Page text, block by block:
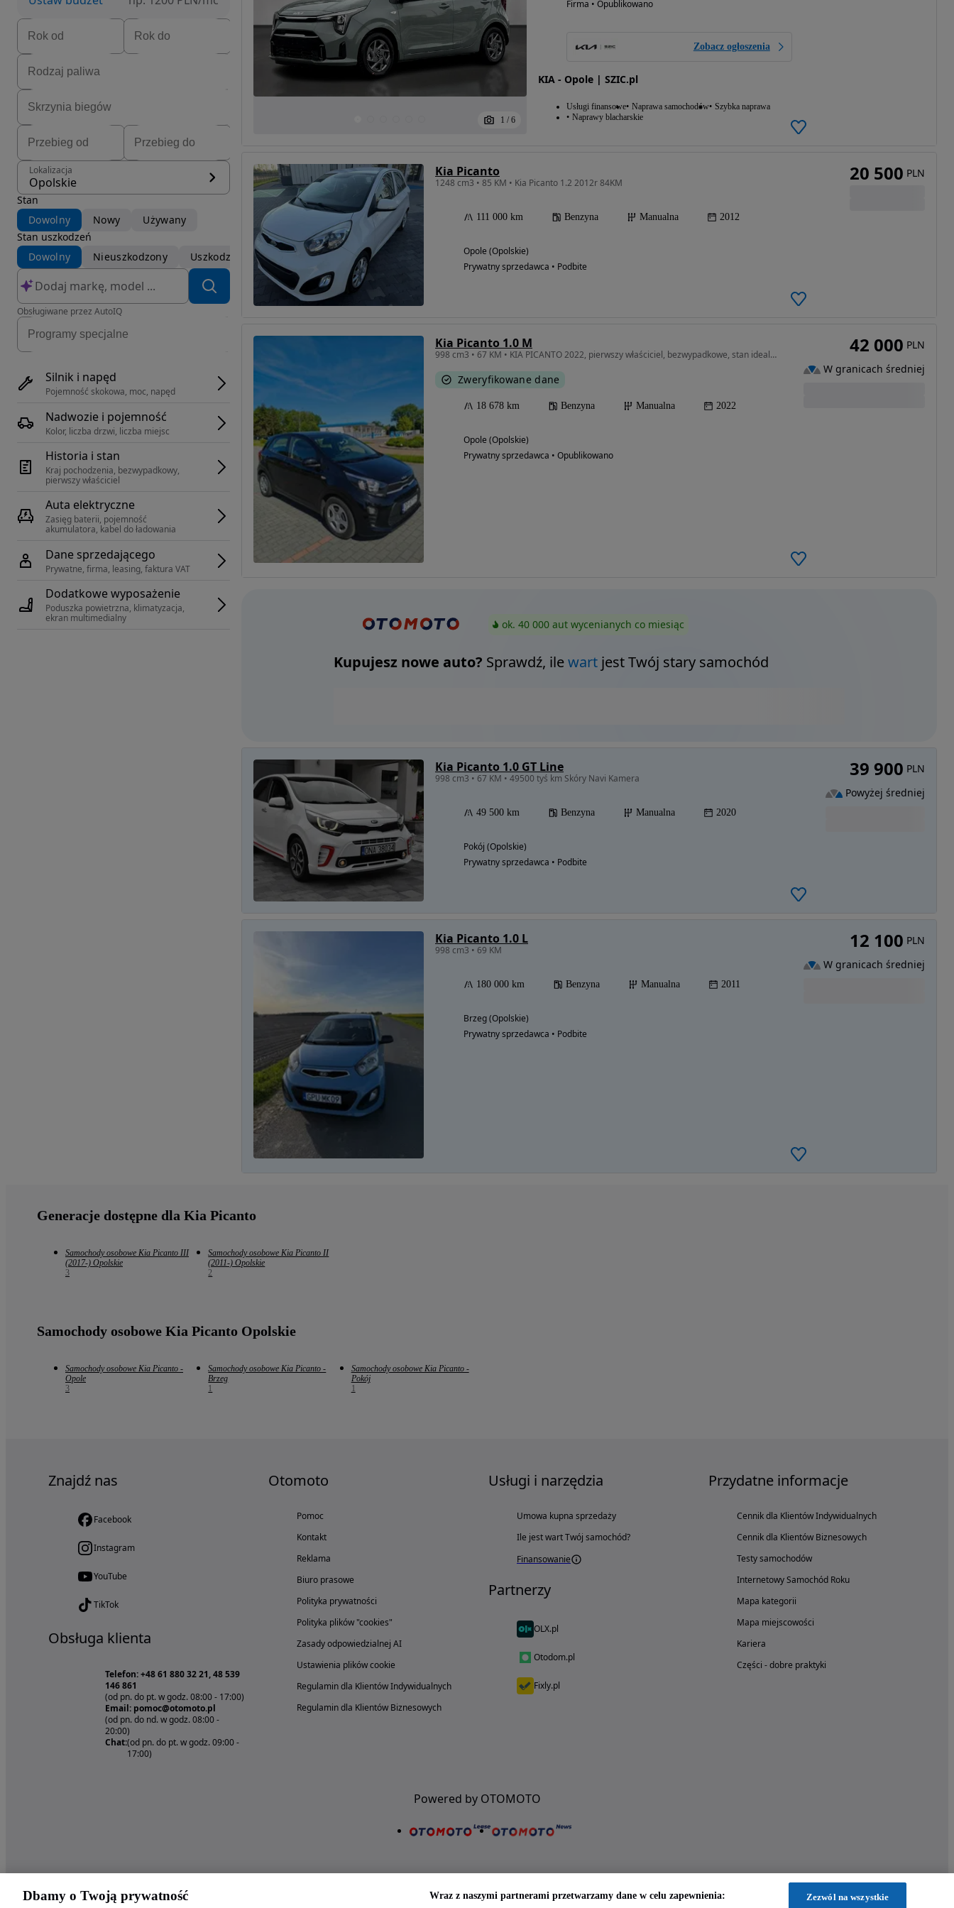
Lokalizacja
Opolskie
Stan
Dowolny
Nowy
Używany
Stan uszkodzeń
Dowolny
Nieuszkodzony Uszkodzony
Obsługiwane przez AutoIQ
Silnik i napęd
Pojemność skokowa, moc, napęd
Nadwozie i pojemność
Kolor, liczba drzwi, liczba miejsc
Historia i stan
Kraj pochodzenia, bezwypadkowy,
pierwszy właściciel
Auta elektryczne
Zasięg baterii, pojemność
akumulatora, kabel do ładowania
Dane sprzedającego
Prywatne, firma, leasing, faktura VAT
Dodatkowe wyposażenie
Poduszka powietrzna, klimatyzacja,
ekran multimedialny
1 / 6
Firma • Opublikowano
Zobacz ogłoszenia
KIA - Opole | SZIC.pl
Usługi finansowe Naprawa samochodów Szybka naprawa
Naprawy blacharskie
Kia Picanto
1248 cm3 • 85 KM • Kia Picanto 1.2 2012r 84KM
111 000 km Benzyna Manualna 2012
Opole (Opolskie)
Prywatny sprzedawca • Podbite
20 500 PLN
Kia Picanto 1.0 M
998 cm3 • 67 KM • KIA PICANTO 2022, pierwszy właściciel, bezwypadkowe, stan idealny
Zweryfikowane dane
18 678 km Benzyna Manualna 2022
Opole (Opolskie)
Prywatny sprzedawca • Opublikowano
42 000 PLN
W granicach średniej
ok. 40 000 aut wycenianych co miesiąc
Kupujesz nowe auto? Sprawdź, ilewartjest Twój stary samochód
Kia Picanto 1.0 GT Line
998 cm3 • 67 KM • 49500 tyś km Skóry Navi Kamera
49 500 km Benzyna Manualna 2020
Pokój (Opolskie)
Prywatny sprzedawca • Podbite
39 900 PLN
Powyżej średniej
Kia Picanto 1.0 L
998 cm3 • 69 KM
180 000 km Benzyna Manualna 2011
Brzeg (Opolskie)
Prywatny sprzedawca • Podbite
12 100 PLN
W granicach średniej
Generacje dostępne dla Kia Picanto
Samochody osobowe Kia Picanto III
(2017-) Opolskie
3
Samochody osobowe Kia Picanto II
(2011-) Opolskie
2
Samochody osobowe Kia Picanto Opolskie
Samochody osobowe Kia Picanto -
Opole
3
Samochody osobowe Kia Picanto -
Brzeg
1
Samochody osobowe Kia Picanto -
Pokój
1
Znajdź nas
Facebook
Instagram
YouTube
TikTok
Obsługa klienta
Telefon: +48 61 880 32 21, 48 539
146 861
(od pn. do pt. w godz. 08:00 - 17:00)
Email: pomoc@otomoto.pl
(od pn. do nd. w godz. 08:00 -
20:00)
Chat:(od pn. do pt. w godz. 09:00 -
17:00)
Otomoto
Pomoc
Kontakt
Reklama
Biuro prasowe
Polityka prywatności
Polityka plików "cookies"
Zasady odpowiedzialnej AI
Ustawienia plików cookie
Regulamin dla Klientów Indywidualnych
Regulamin dla Klientów Biznesowych
Usługi i narzędzia
Umowa kupna sprzedaży
Ile jest wart Twój samochód?
Finansowanie
Partnerzy
OLX.pl
Otodom.pl
Fixly.pl
Przydatne informacje
Cennik dla Klientów Indywidualnych
Cennik dla Klientów Biznesowych
Testy samochodów
Internetowy Samochód Roku
Mapa kategorii
Mapa miejscowości
Kariera
Części - dobre praktyki
Powered by OTOMOTO
Dbamy o Twoją prywatność Wraz z naszymi partnerami przetwarzamy dane w celu zapewnienia: Zezwól na wszystkie